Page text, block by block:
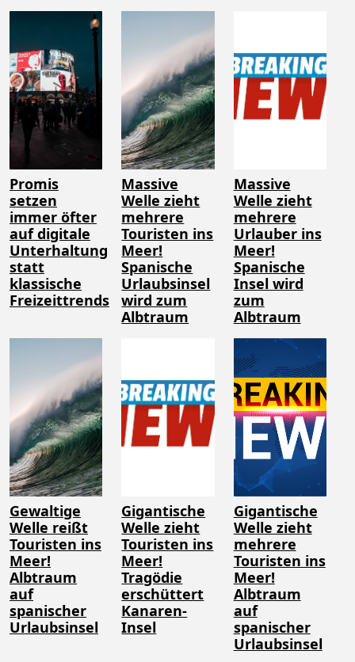
Promis
setzen
immer öfter
auf digitale
Unterhaltung
statt
klassische
Freizeittrends
Massive
Welle zieht
mehrere
Touristen ins
Meer!
Spanische
Urlaubsinsel
wird zum
Albtraum
Massive
Welle zieht
mehrere
Urlauber ins
Meer!
Spanische
Insel wird
zum
Albtraum
Gewaltige
Welle reißt
Touristen ins
Meer!
Albtraum
auf
spanischer
Urlaubsinsel
Gigantische
Welle zieht
Touristen ins
Meer!
Tragödie
erschüttert
Kanaren-
Insel
Gigantische
Welle zieht
mehrere
Touristen ins
Meer!
Albtraum
auf
spanischer
Urlaubsinsel